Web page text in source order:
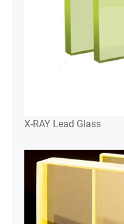
X-RAY Lead Glass